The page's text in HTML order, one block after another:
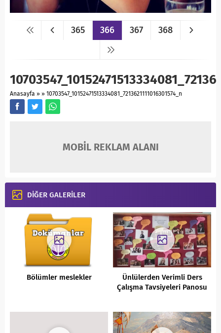
365 366 367 368
Anasayfa » » 10703547_10152471513334081_7213621111016301574_n
MOBİL REKLAM ALANI
DİĞER GALERİLER
Bölümler meslekler
Ünlülerden Verimli Ders
Çalışma Tavsiyeleri Panosu